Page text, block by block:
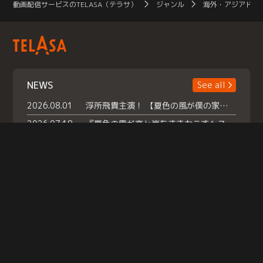
動画配信サービスのTELASA（テラサ） ジャンル 海外・アジアドラ
NEWS
See all
2026.08.01
浮所飛貴主演！ 【夏色の風が僕の家にやってきた】 本日よりテラサで独占配信スタート！
2026.07.18
『夏色の雲が恋と嵐をまきおこす』スペシャルメイキング 【Part1】2026年７月18日（土）23時30分～配信スタート！話題のシーンの裏側を大公開！豪華キャスト大集合！ 『武宮家 真夏の家族会議』開催！